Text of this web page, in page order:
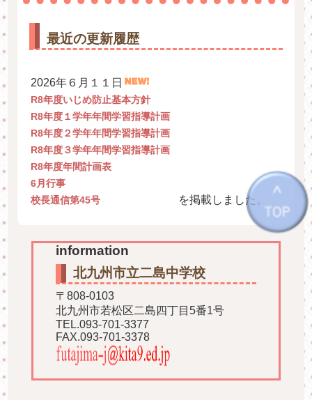
最近の更新履歴
2026年６月１１日
R8年度いじめ防止基本方針
R8年度１学年年間学習指導計画
R8年度２学年年間学習指導計画
R8年度３学年年間学習指導計画
R8年度年間計画表
6月行事
校長通信第45号を掲載しました。
information
北九州市立二島中学校
〒808-0103
北九州市若松区二島四丁目5番1号
TEL.093-701-3377
FAX.093-701-3378